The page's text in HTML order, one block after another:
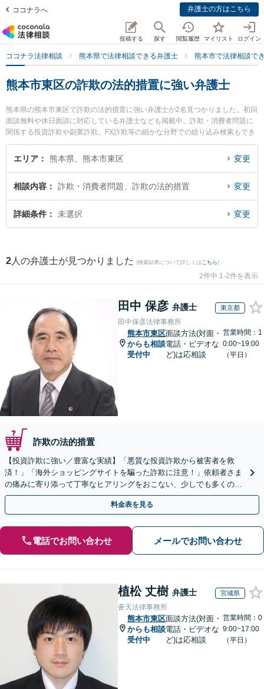
ココナラへ 弁護士の方はこちら
投稿する 探す 閲覧履歴 マイリスト ログイン
ココナラ法律相談 熊本県で法律相談できる弁護士 熊本市で法律相談で
熊本市東区の詐欺の法的措置に強い弁護士
熊本県の熊本市東区で詐欺の法的措置に強い弁護士が2名見つかりました。初回
面談無料や休日面談に対応している弁護士なども掲載中。詐欺・消費者問題に
関係する投資詐欺や副業詐欺、FX詐欺等の細かな分野での絞り込み検索もでき
便利です。特に月出・長嶺法律事務所の立山 晴大弁護士や月出・長嶺法律事務
所の辻上 友男弁護士のプロフィール情報や弁護士費用、強みなどが注目されて
くの弁護士を検索したい』『初回相談無料で詐欺の法的措置を法律相談できる
熊本市東区内の弁護士に相談予約したい』などでお困りの相談者さんにおすす
めです。
エリア 熊本県、熊本市東区 変更
相談内容 詐欺・消費者問題、詐欺の法的措置 変更
詳細条件 未選択 変更
2 人の弁護士が見つかりました (検索結果について詳しくは こちら)
2件中 1-2件を表示
田中 保彦 弁護士 東京都
田中保彦法律事務所
熊本市東区
からも相談
受付中
面談方法(対面・
電話・ビデオな
ど)は応相談
営業時間：1
0:00~19:00
（平日）
詐欺の法的措置
【投資詐欺に強い／豊富な実績】「悪質な投資詐欺から被害者を救
済！」「海外ショッピングサイトを騙った詐欺に注意！」依頼者さま
の痛みに寄り添って丁寧なヒアリングをおこない、少しでも多くの返
金が得られるよう尽力します！
料金表を見る
電話でお問い合わせ メールでお問い合わせ
植松 丈樹 弁護士 宮城県
蒼天法律事務所
熊本市東区
からも相談
受付中
面談方法(対面・
電話・ビデオな
ど)は応相談
営業時間：0
9:00~17:00
（平日）